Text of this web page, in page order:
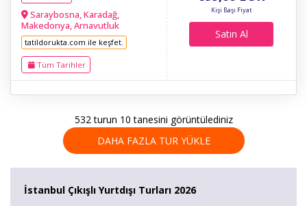
Saraybosna, Karadağ,
Makedonya, Arnavutluk
tatildorukta.com ile keşfet.
Tüm Tarihler
Kişi Başı Fiyat
Satın Al
532 turun 10 tanesini görüntülediniz
DAHA FAZLA TUR YÜKLE
İstanbul Çıkışlı Yurtdışı Turları 2026